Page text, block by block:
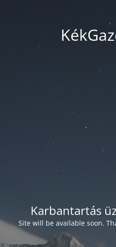
Karbantartás
Site will be available soon.